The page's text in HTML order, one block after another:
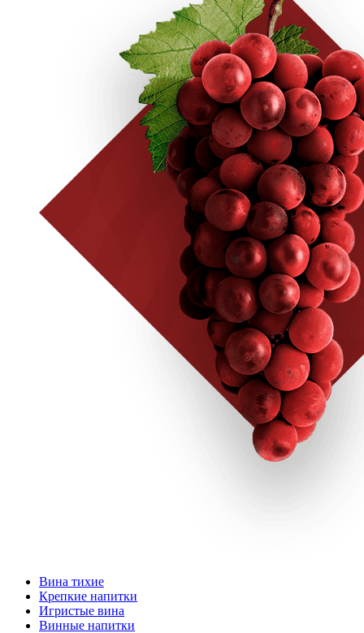
Вина тихие
Крепкие напитки
Игристые вина
Винные напитки